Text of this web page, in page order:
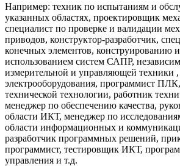
Например: техник по испытаниям и
указанных областях, проектировщик
специалист по проверке и валидации
приводов, конструктор-разработчик,
конечных элементов, конструированию
использованием систем САПР,
измерительной и управляющей техники
электрооборудования, программист
технической технологии, работник
менеджер по обеспечению качества,
области ИКТ, менеджер по
области информационных и
разработчик программных решений,
программист, тестировщик ИКТ,
управления и т.д.